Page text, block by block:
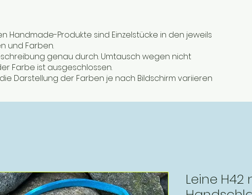
Handmade-Produkte sind Einzelstücke in den jeweils
und Farben.
genau durch. Umtausch wegen nicht
Farbe ist ausgeschlossen.
Darstellung der Farben je nach Bildschirm variieren
Leine H42